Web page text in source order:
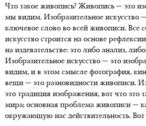
Что такое живопись? Живопись — это
мы видим. Изобразительное искусство
ключевое слово во всей живописи. Все
искусство строится на основе
на издевательстве: это либо анализ, либо
Изобразительное искусство — это
видим, и в этом смысле фотография,
вещи — это разновидности живописи.
это традиция изображения, вот что это
мира; основная проблема живописи —
окружающую нас действительность. Вот